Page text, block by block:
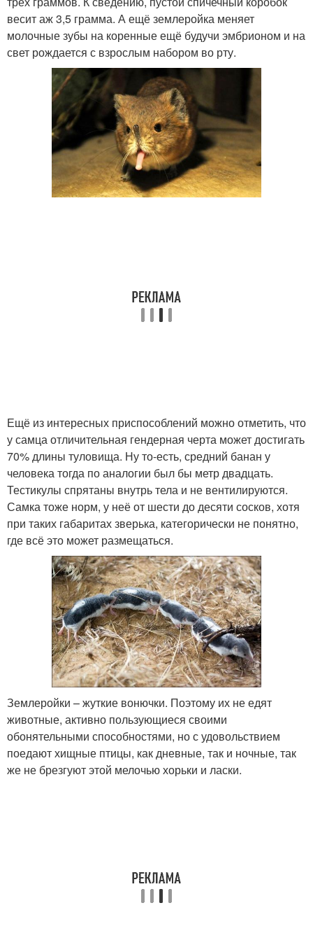
весит аж 3,5 грамма. А ещё землеройка меняет
молочные зубы на коренные ещё будучи эмбрионом и на
свет рождается с взрослым набором во рту.
Ещё из интересных приспособлений можно отметить, что
у самца отличительная гендерная черта может достигать
70% длины туловища. Ну то-есть, средний банан у
человека тогда по аналогии был бы метр двадцать.
Тестикулы спрятаны внутрь тела и не вентилируются.
Самка тоже норм, у неё от шести до десяти сосков, хотя
при таких габаритах зверька, категорически не понятно,
где всё это может размещаться.
Землеройки – жуткие вонючки. Поэтому их не едят
животные, активно пользующиеся своими
обонятельными способностями, но с удовольствием
поедают хищные птицы, как дневные, так и ночные, так
же не брезгуют этой мелочью хорьки и ласки.